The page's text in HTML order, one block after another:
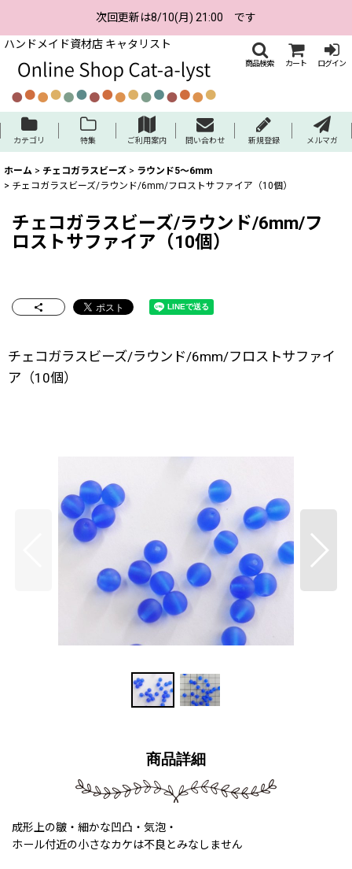
次回更新は8/10(月) 21:00 です
ハンドメイド資材店 キャタリスト
商品検索 カート ログイン
カテゴリ 特集 ご利用案内 問い合わせ 新規登録 メルマガ
ホーム > チェコガラスビーズ > ラウンド5〜6mm
> チェコガラスビーズ/ラウンド/6mm/フロストサファイア（10個）
チェコガラスビーズ/ラウンド/6mm/フ
ロストサファイア（10個）
チェコガラスビーズ/ラウンド/6mm/フロストサファイ
ア（10個）
商品詳細
成形上の皺・細かな凹凸・気泡・
ホール付近の小さなカケは不良とみなしません